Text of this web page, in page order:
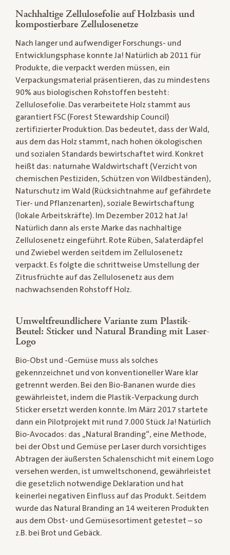
Nachhaltige Zellulosefolie auf Holzbasis und
kompostierbare Zellulosenetze
Nach langer und aufwendiger Forschungs- und
Entwicklungsphase konnte Ja! Natürlich ab 2011 für
Produkte, die verpackt werden müssen, ein
Verpackungsmaterial präsentieren, das zu mindestens
90% aus biologischen Rohstoffen besteht:
Zellulosefolie. Das verarbeitete Holz stammt aus
garantiert FSC (Forest Stewardship Council)
zertifizierter Produktion. Das bedeutet, dass der Wald,
aus dem das Holz stammt, nach hohen ökologischen
und sozialen Standards bewirtschaftet wird. Konkret
heißt das: naturnahe Waldwirtschaft (Verzicht von
chemischen Pestiziden, Schützen von Wildbeständen),
Naturschutz im Wald (Rücksichtnahme auf gefährdete
Tier- und Pflanzenarten), soziale Bewirtschaftung
(lokale Arbeitskräfte). Im Dezember 2012 hat Ja!
Natürlich dann als erste Marke das nachhaltige
Zellulosenetz eingeführt. Rote Rüben, Salaterdäpfel
und Zwiebel werden seitdem im Zellulosenetz
verpackt. Es folgte die schrittweise Umstellung der
Zitrusfrüchte auf das Zellulosenetz aus dem
nachwachsenden Rohstoff Holz.
Umweltfreundlichere Variante zum Plastik-
Beutel: Sticker und Natural Branding mit Laser-
Logo
Bio-Obst und -Gemüse muss als solches
gekennzeichnet und von konventioneller Ware klar
getrennt werden. Bei den Bio-Bananen wurde dies
gewährleistet, indem die Plastik-Verpackung durch
Sticker ersetzt werden konnte. Im März 2017 startete
dann ein Pilotprojekt mit rund 7.000 Stück Ja! Natürlich
Bio-Avocados: das „Natural Branding“, eine Methode,
bei der Obst und Gemüse per Laser durch vorsichtiges
Abtragen der äußersten Schalenschicht mit einem Logo
versehen werden, ist umweltschonend, gewährleistet
die gesetzlich notwendige Deklaration und hat
keinerlei negativen Einfluss auf das Produkt. Seitdem
wurde das Natural Branding an 14 weiteren Produkten
aus dem Obst- und Gemüsesortiment getestet – so
z.B. bei Brot und Gebäck.